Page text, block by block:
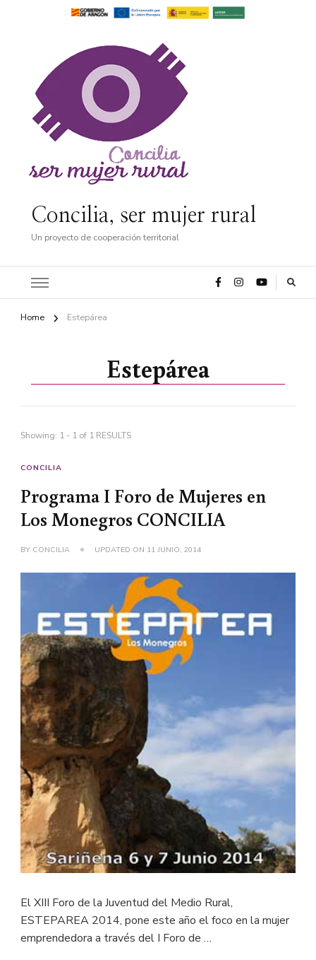
Concilia, ser mujer rural
Un proyecto de cooperación territorial
Home Estepárea
Estepárea
Showing: 1 - 1 of 1 RESULTS
CONCILIA
Programa I Foro de Mujeres en
Los Monegros CONCILIA
BY CONCILIA UPDATED ON 11 JUNIO, 2014
El XIII Foro de la Juventud del Medio Rural,
ESTEPAREA 2014, pone este año el foco en la mujer
emprendedora a través del I Foro de …